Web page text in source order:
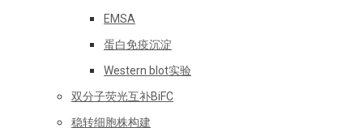
EMSA
蛋白免疫沉淀
Western blot实验
双分子荧光互补BiFC
稳转细胞株构建